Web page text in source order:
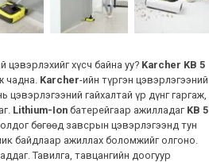
цэвэрлэхийг хүсч байна уу? Karcher KB 5
чадна. Karcher-ийн түргэн цэвэрлэгээний
цэвэрлэгээний гайхалтай үр дүнг гаргаж,
Lithium-Ion батерейгаар ажилладаг KB 5
бөгөөд завсрын цэвэрлэгээнд тун
байдлаар ажиллах боломжийг олгоно.
Тавилга, тавцангийн доогуур